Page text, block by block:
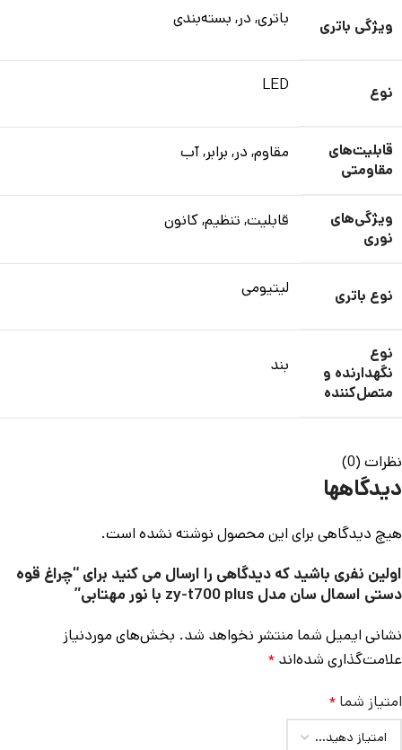
ویژگی باتری باتری, در, بسته‌بندی
نوع LED
قابلیت‌های
مقاومتی
مقاوم, در, برابر, آب
ویژگی‌های
نوری
قابلیت, تنظیم, کانون
نوع باتری لیتیومی
نوع
نگهدارنده و
متصل‌کننده
بند
نظرات (0)
دیدگاهها
هیچ دیدگاهی برای این محصول نوشته نشده است.
اولین نفری باشید که دیدگاهی را ارسال می کنید برای “چراغ قوه
دستی اسمال سان مدل zy-t700 plus با نور مهتابی”
نشانی ایمیل شما منتشر نخواهد شد. بخش‌های موردنیاز
علامت‌گذاری شده‌اند *
امتیاز شما *